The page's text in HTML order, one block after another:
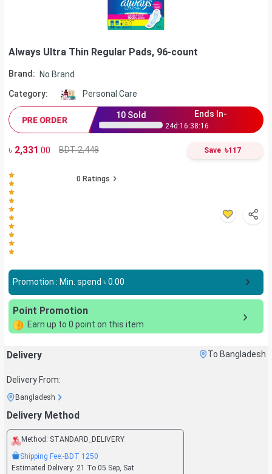
Always Ultra Thin Regular Pads, 96-count
Brand: No Brand
Category: Personal Care
PRE ORDER 10Sold Ends In-
24d:16:38:15
৳ 2,331 .00 BDT 2,448 Save ৳117
0 Ratings
Promotion : Min. spend ৳0.00
Point Promotion
Earn up to 0 point on this item
Delivery To Bangladesh
Delivery From:
Bangladesh
Delivery Method
Method: STANDARD_DELIVERY
Shipping Fee:-BDT 1250
Estimated Delivery: 21 To 05 Sep, Sat